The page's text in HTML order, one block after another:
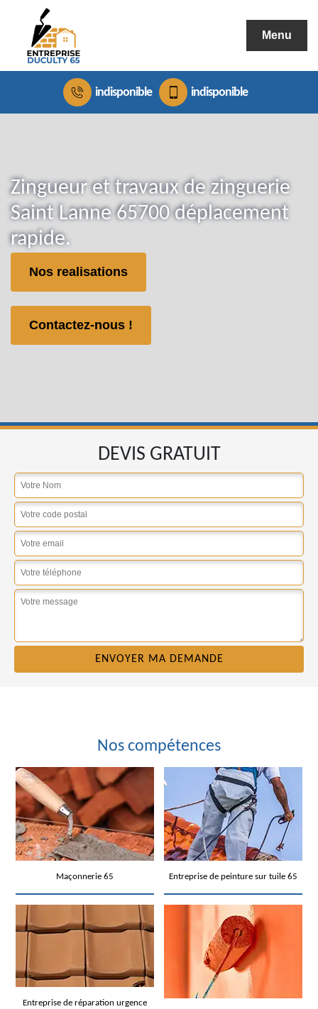
Menu
indisponible indisponible
Zingueur et travaux de zinguerie
Saint Lanne 65700 déplacement
rapide.
Nos realisations
Contactez-nous !
DEVIS GRATUIT
Nos compétences
Maçonnerie 65 Entreprise de peinture sur tuile 65
Entreprise de réparation urgence